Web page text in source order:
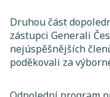
Druhou část
zástupci Generali
nejúspěšnějších
poděkovali za